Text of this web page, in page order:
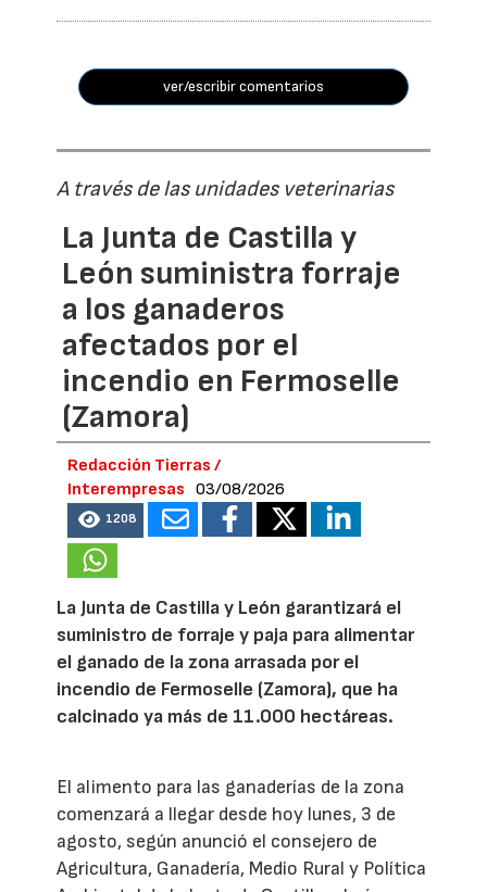
ver/escribir comentarios
A través de las unidades veterinarias
La Junta de Castilla y
León suministra forraje
a los ganaderos
afectados por el
incendio en Fermoselle
(Zamora)
Redacción Tierras /
Interempresas
03/08/2026
1208
La Junta de Castilla y León garantizará el
suministro de forraje y paja para alimentar
el ganado de la zona arrasada por el
incendio de Fermoselle (Zamora), que ha
calcinado ya más de 11.000 hectáreas.
El alimento para las ganaderías de la zona
comenzará a llegar desde hoy lunes, 3 de
agosto, según anunció el consejero de
Agricultura, Ganadería, Medio Rural y Política